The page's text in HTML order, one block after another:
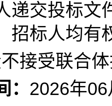
递交投标文
招标人均有
接受联合
2026年06